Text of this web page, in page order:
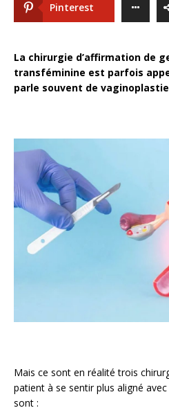
Pinterest
La chirurgie d’affirmation de
transféminine est parfois
parle souvent de
Mais ce sont en réalité trois
patient à se sentir plus aligné
sont :